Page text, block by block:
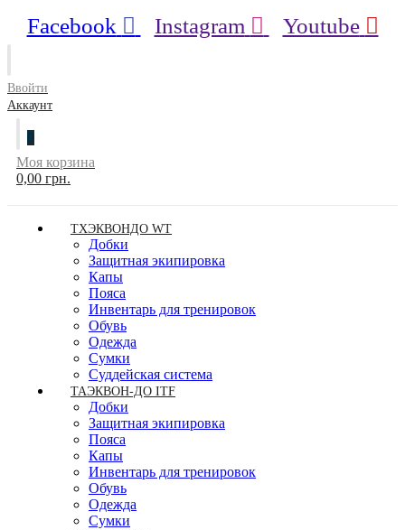
Facebook Instagram Youtube
Ввойти
Аккаунт
0
Моя корзина
0,00 грн.
ТХЭКВОНДО WT
Добки
Защитная экипировка
Капы
Пояса
Инвентарь для тренировок
Обувь
Одежда
Сумки
Суддейская система
ТАЭКВОН-ДО ITF
Добки
Защитная экипировка
Пояса
Капы
Инвентарь для тренировок
Обувь
Одежда
Сумки